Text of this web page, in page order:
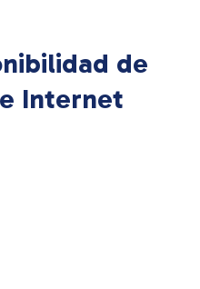
de
Internet